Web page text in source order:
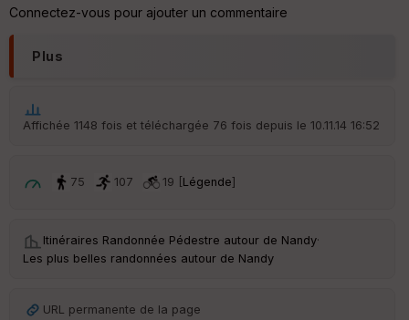
illé
Connectez-vous pour ajouter un commentaire
Plus
Affichée 1148 fois et téléchargée 76 fois depuis le 10.11.14 16:52
75 107 19 [Légende]
Itinéraires Randonnée Pédestre autour de Nandy·
Les plus belles randonnées autour de Nandy
URL permanente de la page